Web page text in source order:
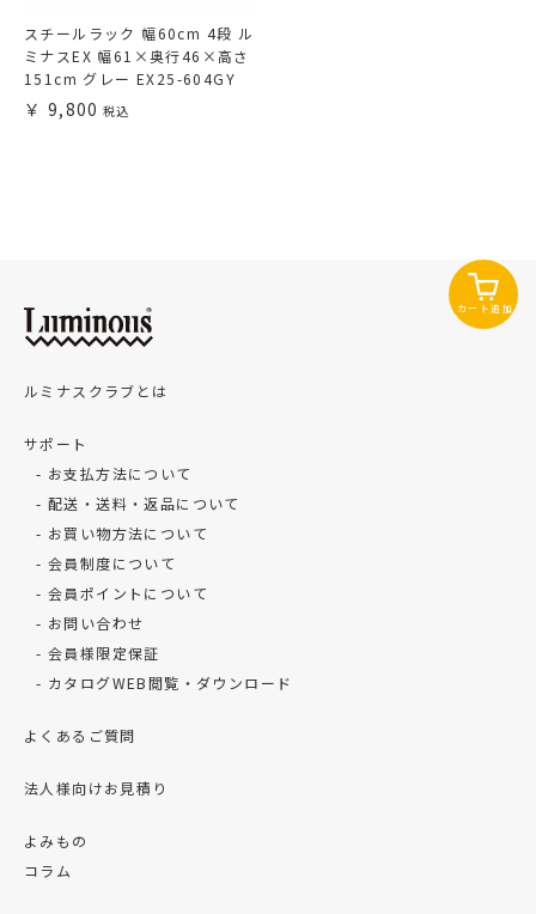
スチールラック 幅60cm 4段 ル
ミナスEX 幅61×奥行46×高さ
151cm グレー EX25-604GY
9,800
カート追加
ルミナスクラブとは
サポート
お支払方法について
配送・送料・返品について
お買い物方法について
会員制度について
会員ポイントについて
お問い合わせ
会員様限定保証
カタログWEB閲覧・ダウンロード
よくあるご質問
法人様向けお見積り
よみもの
コラム